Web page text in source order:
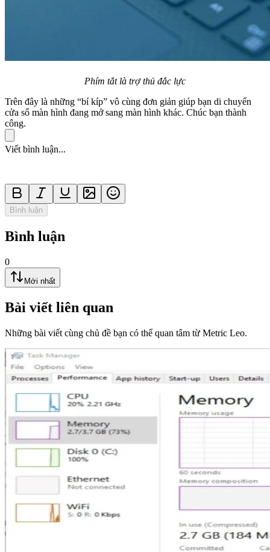
Phím tắt là trợ thủ đắc lực
Trên đây là những “bí kíp” vô cùng đơn giản giúp bạn di chuyển
cửa sổ màn hình đang mở sang màn hình khác. Chúc bạn thành
Viết bình luận...
Bình luận
Bình luận
0
Mới nhất
Bài viết liên quan
Những bài viết cùng chủ đề bạn có thể quan tâm từ Metric Leo.